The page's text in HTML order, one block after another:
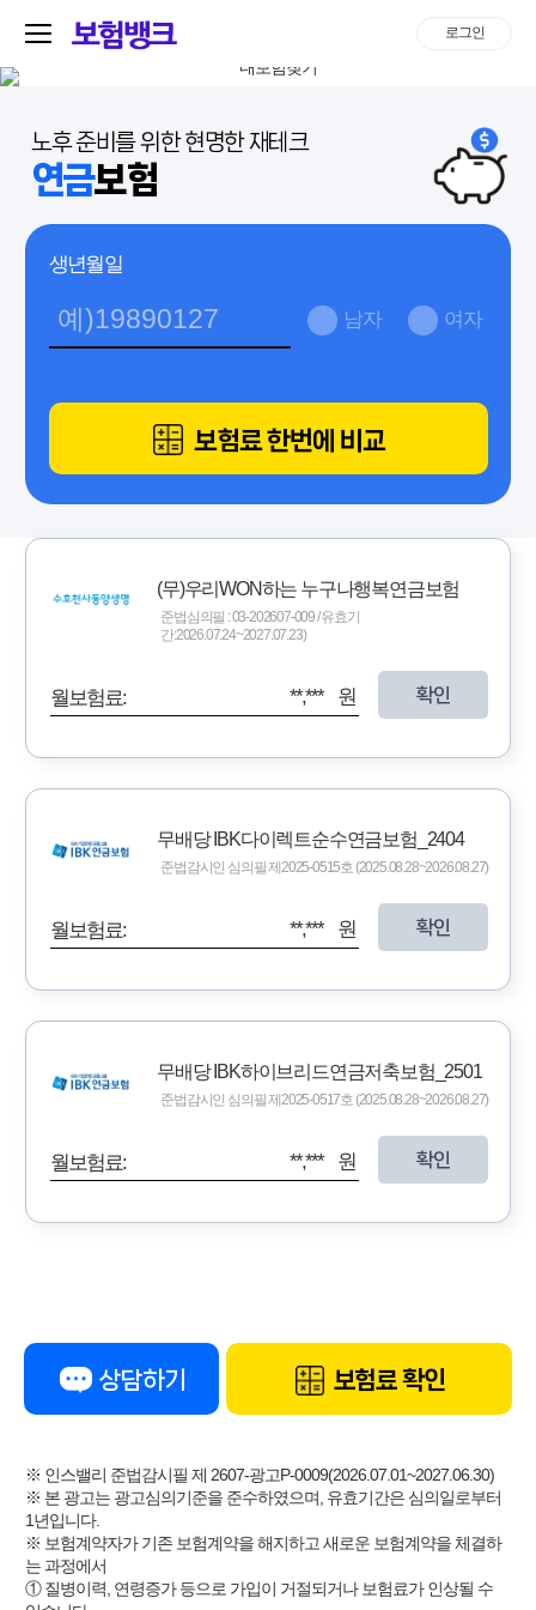
로그인
노후 준비를 위한 현명한 재테크
연금보험
생년월일
남자 여자
보험료 한번에 비교
(무)우리WON하는 누구나행복연금보험
준법심의필 : 03-202607-009 / 유효기
간:2026.07.24~2027.07.23)
월보험료: **,*** 원 확인
무배당 IBK다이렉트순수연금보험_2404
준법감시인 심의필 제2025-0515호 (2025.08.28~2026.08.27)
월보험료: **,*** 원 확인
무배당 IBK하이브리드연금저축보험_2501
준법감시인 심의필 제2025-0517호 (2025.08.28~2026.08.27)
월보험료: **,*** 원 확인
상담하기 보험료 확인
※ 인스밸리 준법감시필 제 2607-광고P-0009(2026.07.01~2027.06.30)
※ 본 광고는 광고심의기준을 준수하였으며, 유효기간은 심의일로부터
1년입니다.
※ 보험계약자가 기존 보험계약을 해지하고 새로운 보험계약을 체결하
는 과정에서
① 질병이력, 연령증가 등으로 가입이 거절되거나 보험료가 인상될 수